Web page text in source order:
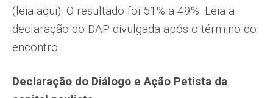
(leia aqui). O resultado foi 51% a 49%. Leia a
declaração do DAP divulgada após o término do
encontro.
Declaração do Diálogo e Ação Petista da